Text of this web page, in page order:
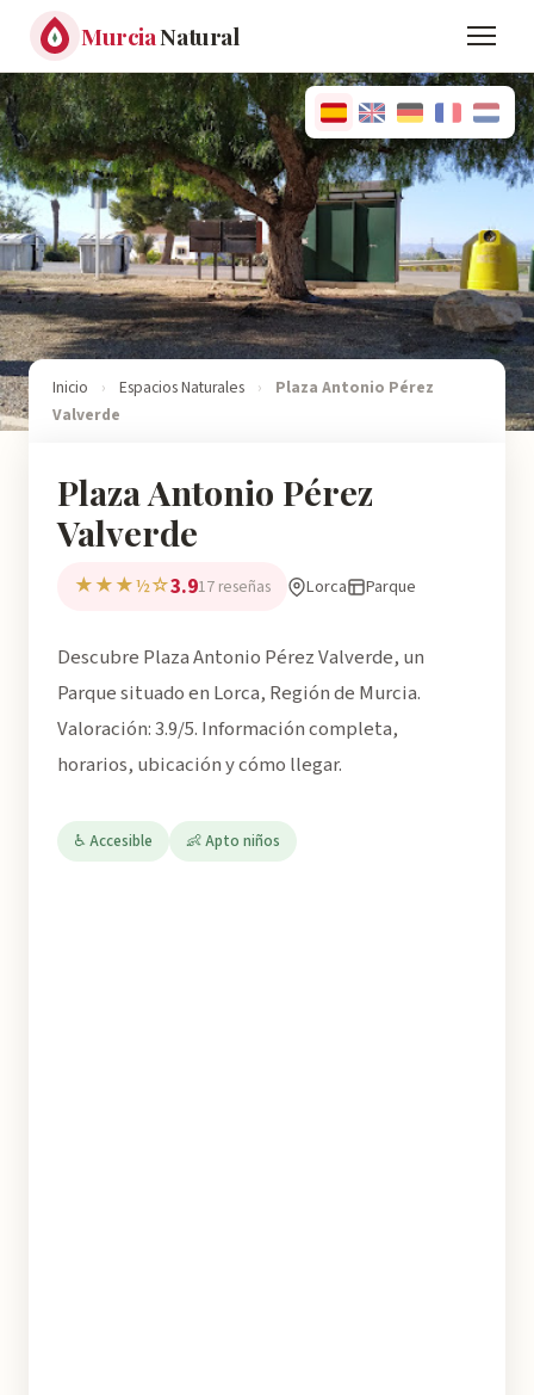
MurciaNatural
Inicio › Espacios Naturales ›
Plaza Antonio Pérez
Valverde
Plaza Antonio Pérez
Valverde
★★★½☆3.917 reseñas Lorca Parque
Descubre Plaza Antonio Pérez Valverde, un
Parque situado en Lorca, Región de Murcia.
Valoración: 3.9/5. Información completa,
horarios, ubicación y cómo llegar.
♿ Accesible 👶 Apto niños